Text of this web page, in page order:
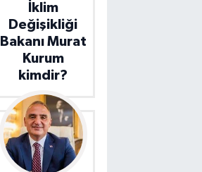
İklim
Değişikliği
Bakanı Murat
Kurum
kimdir?